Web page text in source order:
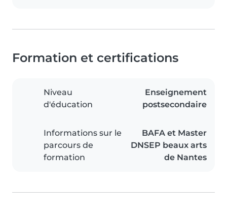
Formation et certifications
Niveau
d'éducation
Enseignement
postsecondaire
Informations sur le
parcours de
formation
BAFA et Master
DNSEP beaux arts
de Nantes